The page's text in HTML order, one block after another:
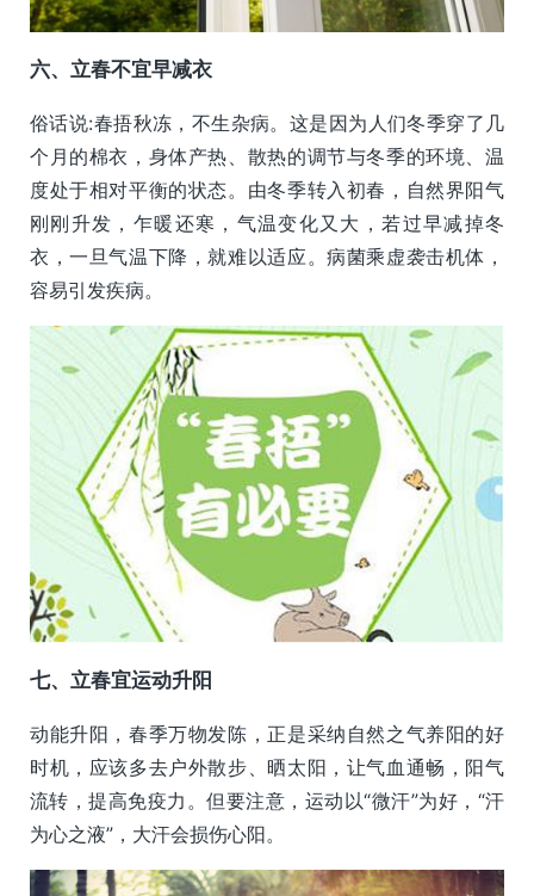
六、立春不宜早减衣
俗话说:春捂秋冻，不生杂病。这是因为人们冬季穿了几
个月的棉衣，身体产热、散热的调节与冬季的环境、温
度处于相对平衡的状态。由冬季转入初春，自然界阳气
刚刚升发，乍暖还寒，气温变化又大，若过早减掉冬
衣，一旦气温下降，就难以适应。病菌乘虚袭击机体，
容易引发疾病。
七、立春宜运动升阳
动能升阳，春季万物发陈，正是采纳自然之气养阳的好
时机，应该多去户外散步、晒太阳，让气血通畅，阳气
流转，提高免疫力。但要注意，运动以“微汗”为好，“汗
为心之液”，大汗会损伤心阳。